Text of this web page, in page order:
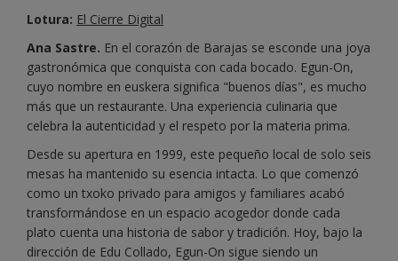
Lotura: El Cierre Digital
Ana Sastre. En el corazón de Barajas se esconde una joya
gastronómica que conquista con cada bocado. Egun-On,
cuyo nombre en euskera significa "buenos días", es mucho
más que un restaurante. Una experiencia culinaria que
celebra la autenticidad y el respeto por la materia prima.
Desde su apertura en 1999, este pequeño local de solo seis
mesas ha mantenido su esencia intacta. Lo que comenzó
como un txoko privado para amigos y familiares acabó
transformándose en un espacio acogedor donde cada
plato cuenta una historia de sabor y tradición. Hoy, bajo la
dirección de Edu Collado, Egun-On sigue siendo un